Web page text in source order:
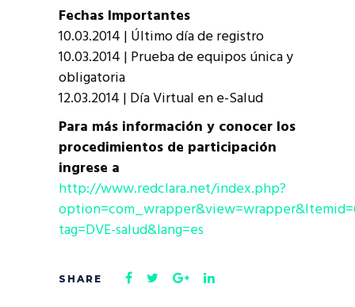
Fechas Importantes
10.03.2014 | Último día de registro
10.03.2014 | Prueba de equipos única y
obligatoria
12.03.2014 | Día Virtual en e-Salud
Para más información y conocer los
procedimientos de participación
ingrese a
http://www.redclara.net/index.php?
tag=DVE-salud&lang=es